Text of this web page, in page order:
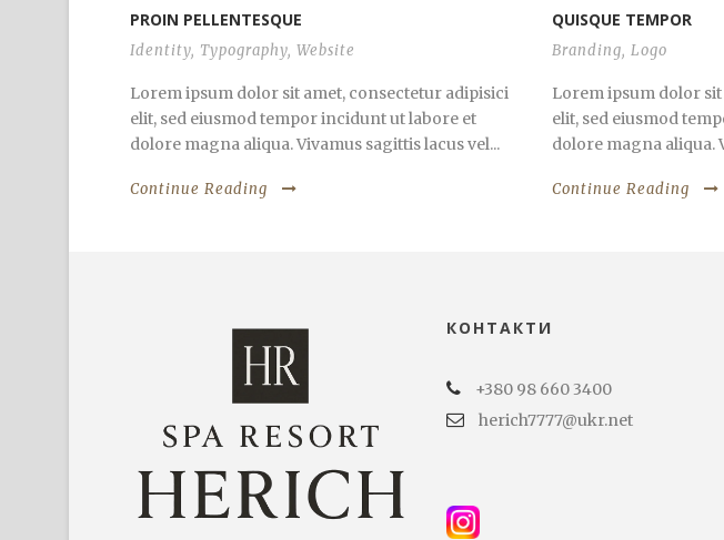
PROIN PELLENTESQUE
Identity, Typography, Website
Lorem ipsum dolor sit amet, consectetur adipisici
elit, sed eiusmod tempor incidunt ut labore et
dolore magna aliqua. Vivamus sagittis lacus vel...
Continue Reading
QUISQUE TEMPOR
Branding, Logo
Lorem ipsum dolor
elit, sed eiusmod
dolore magna aliqua.
Continue Reading
КОНТАКТИ
+380 98 660 3400
herich7777@ukr.net